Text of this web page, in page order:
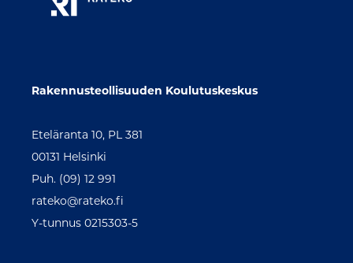
Rakennusteollisuuden Koulutuskeskus
Eteläranta 10, PL 381
00131 Helsinki
Puh. (09) 12 991
rateko@rateko.fi
Y-tunnus 0215303-5